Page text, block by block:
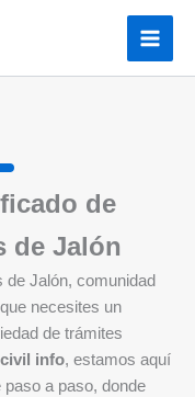
de
de Jalón
de Jalón, comunidad
necesites un
de trámites
info, estamos aquí
a paso, donde